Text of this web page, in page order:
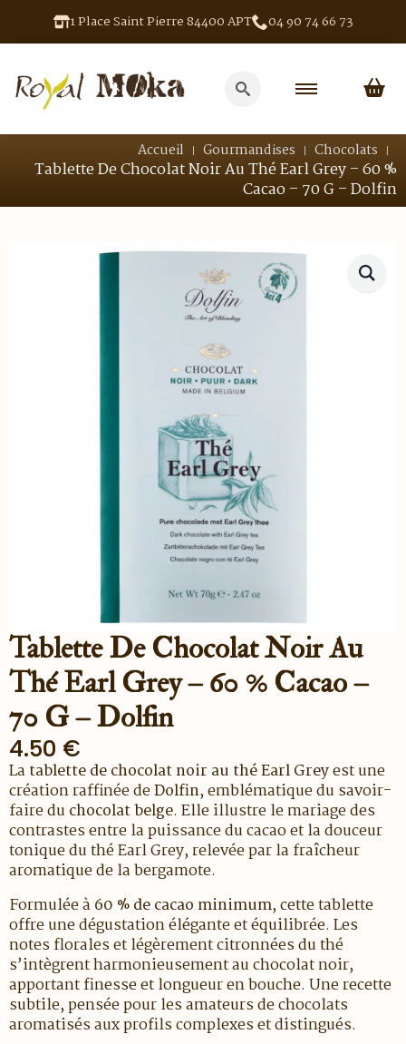
1 Place Saint Pierre 84400 APT 04 90 74 66 73
for:
Accueil Gourmandises Chocolats
Tablette De Chocolat Noir Au Thé Earl Grey – 60 %
Cacao – 70 G – Dolfin
Tablette De Chocolat Noir Au
Thé Earl Grey – 60 % Cacao –
70 G – Dolfin
4.50 €
Latablette de chocolat noir au thé Earl Greyest une
création raffinée deDolfin, emblématique du savoir-
faire du chocolat belge. Elle illustre le mariage des
contrastes entre la puissance du cacao et la douceur
tonique du thé Earl Grey, relevée par la fraîcheur
aromatique de la bergamote.
Formulée à 60 % de cacao minimum, cette tablette
offre une dégustation élégante et équilibrée. Les
notes florales et légèrement citronnées du thé
s’intègrent harmonieusement au chocolat noir,
apportant finesse et longueur en bouche. Une recette
subtile, pensée pour les amateurs de chocolats
aromatisés aux profils complexes et distingués.